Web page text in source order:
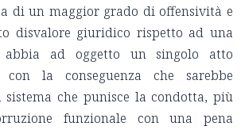
di un maggior grado di offensività e
disvalore giuridico rispetto ad una
abbia ad oggetto un singolo atto
con la conseguenza che sarebbe
che punisce la condotta, più
funzionale con una pena